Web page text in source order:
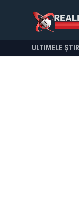
ULTIMELE ȘTIRI